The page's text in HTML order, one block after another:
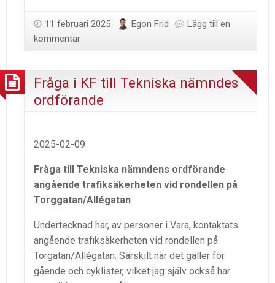
11 februari 2025 Egon Frid
Lägg till en
kommentar
Fråga i KF till Tekniska nämndes
ordförande
2025-02-09
Fråga till Tekniska nämndens ordförande
angående trafiksäkerheten vid rondellen på
Torggatan/Allégatan
Undertecknad har, av personer i Vara, kontaktats
angående trafiksäkerheten vid rondellen på
Torgatan/Allégatan. Särskilt när det gäller för
gående och cyklister, vilket jag själv också har